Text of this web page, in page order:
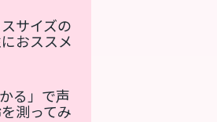
サイズの
おススメ
る」で声
測ってみ